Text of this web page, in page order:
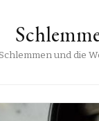
Schlemmen und die
NEWS